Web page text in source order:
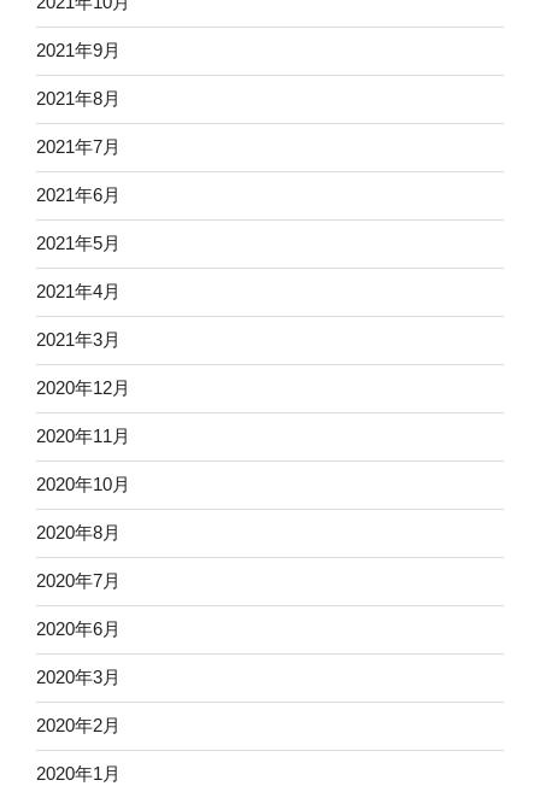
2021年9月
2021年8月
2021年7月
2021年6月
2021年5月
2021年4月
2021年3月
2020年12月
2020年11月
2020年10月
2020年8月
2020年7月
2020年6月
2020年3月
2020年2月
2020年1月